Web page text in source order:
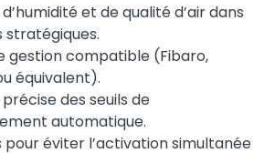
et de qualité d’air dans
stratégiques.
gestion compatible (Fibaro,
équivalent).
des seuils de
automatique.
pour éviter l’activation simultanée